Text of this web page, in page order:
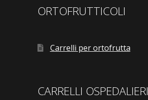
ORTOFRUTTICOLI
Carrelli per ortofrutta
CARRELLI OSPEDALIERI